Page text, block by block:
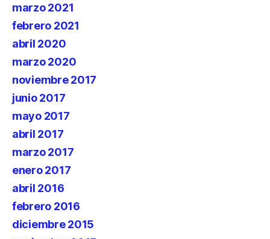
marzo 2021
febrero 2021
abril 2020
marzo 2020
noviembre 2017
junio 2017
mayo 2017
abril 2017
marzo 2017
enero 2017
abril 2016
febrero 2016
diciembre 2015